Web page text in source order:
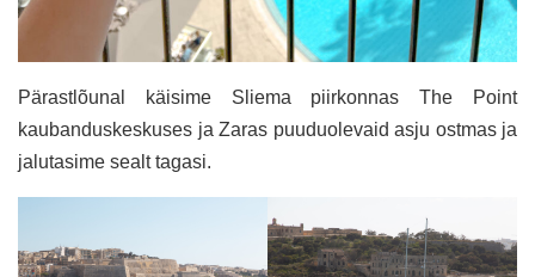
Pärastlõunal käisime Sliema piirkonnas The Point
kaubanduskeskuses ja Zaras puuduolevaid asju ostmas ja
jalutasime sealt tagasi.